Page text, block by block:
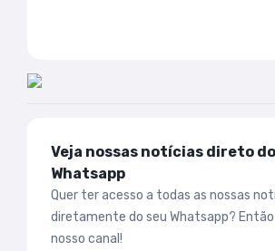
Veja nossas notícias direto
Whatsapp
Quer ter acesso a todas as nossas
diretamente do seu Whatsapp? Então
nosso canal!